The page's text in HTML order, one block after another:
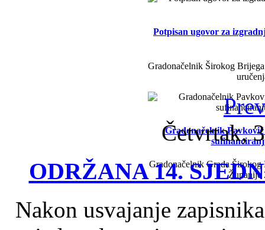
Potpisan ugovor za
Gradonačelnik Širokog
Gradonačelnik
Gradonačelnik Grada
Županije
Četvrtak,
ODRŽANA 14.
Nakon usvajanje